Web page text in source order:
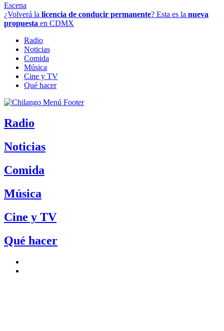
Escena
¿Volverá la licencia de conducir permanente? Esta es la nueva
propuesta en CDMX
Radio
Noticias
Comida
Música
Cine y TV
Qué hacer
Radio
Noticias
Comida
Música
Cine y TV
Qué hacer